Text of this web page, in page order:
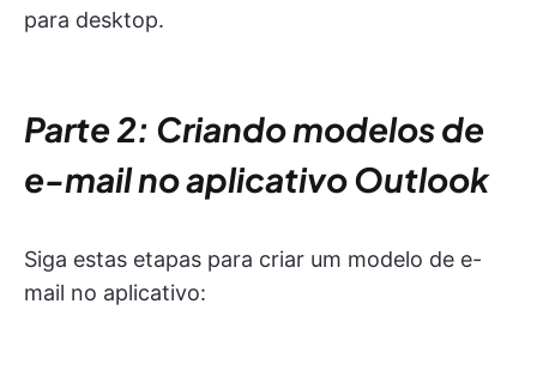
para desktop.
Parte 2: Criando modelos de
e-mail no aplicativo Outlook
Siga estas etapas para criar um modelo de e-
mail no aplicativo: